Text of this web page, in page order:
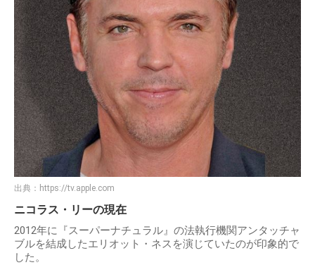
出典： https://tv.apple.com
ニコラス・リーの現在
2012年に『スーパーナチュラル』の法執行機関アンタッチャ
ブルを結成したエリオット・ネスを演じていたのが印象的で
した。